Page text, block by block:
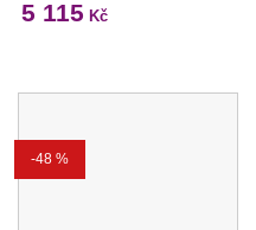
5 115 Kč
-48 %